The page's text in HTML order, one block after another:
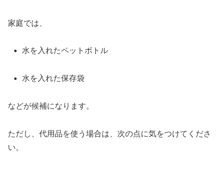
家庭では、
水を入れたペットボトル
水を入れた保存袋
などが候補になります。
ただし、代用品を使う場合は、次の点に気をつけてくださ
い。